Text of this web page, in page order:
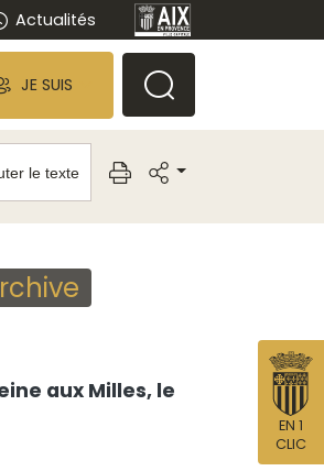
Actualités
JE SUIS
le texte
aux Milles, le
EN 1
CLIC